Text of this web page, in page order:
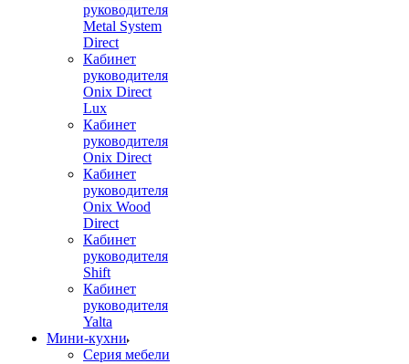
руководителя
Metal System
Direct
Кабинет
руководителя
Onix Direct
Lux
Кабинет
руководителя
Onix Direct
Кабинет
руководителя
Onix Wood
Direct
Кабинет
руководителя
Shift
Кабинет
руководителя
Yalta
Мини-кухни
Серия мебели